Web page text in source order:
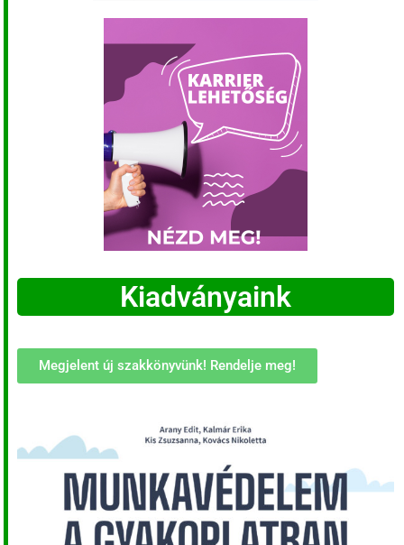
Kiadványaink
Megjelent új szakkönyvünk! Rendelje meg!